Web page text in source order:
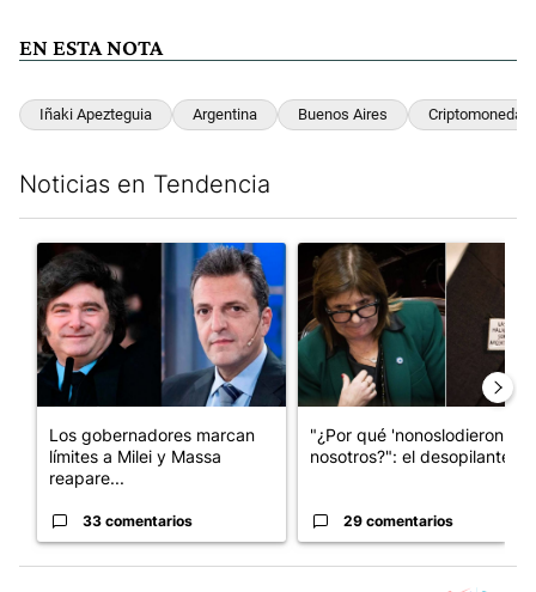
EN ESTA NOTA
Iñaki Apezteguia Argentina Buenos Aires Criptomonedas
Noticias en Tendencia
Un artículo de tendencia con el título "Los gobernadores
Los gobernadores marcan
límites a Milei y Massa
reapare...
33 comentarios
Un artículo de tendencia con
"¿Por qué 'nonoslodieron' a
nosotros?": el desopilante ...
29 comentarios